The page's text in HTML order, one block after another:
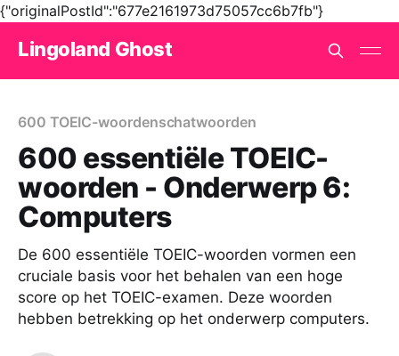
{"originalPostId":"677e2161973d75057cc6b7fb"}
Lingoland Ghost
600 TOEIC-woordenschatwoorden
600 essentiële TOEIC-
woorden - Onderwerp 6:
Computers
De 600 essentiële TOEIC-woorden vormen een
cruciale basis voor het behalen van een hoge
score op het TOEIC-examen. Deze woorden
hebben betrekking op het onderwerp computers.